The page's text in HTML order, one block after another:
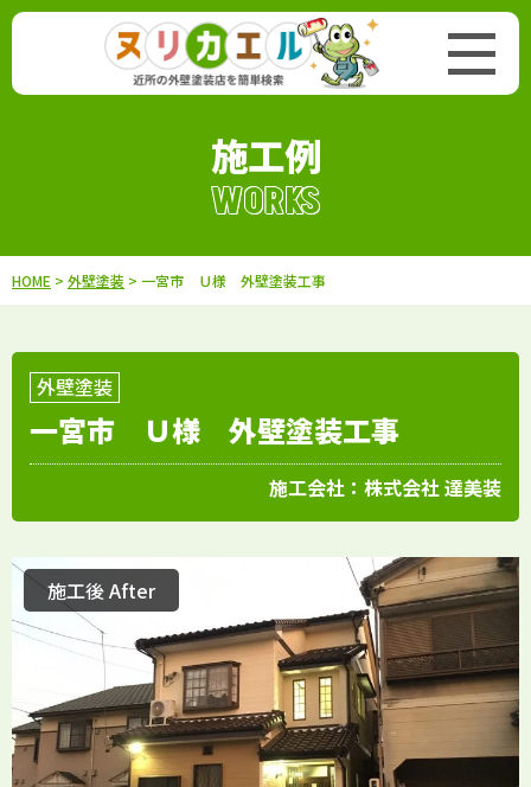
施工例
WORKS
HOME > 外壁塗装 > 一宮市 Ｕ様 外壁塗装工事
外壁塗装
一宮市 Ｕ様 外壁塗装工事
施工会社： 株式会社 達美装
施工後 After